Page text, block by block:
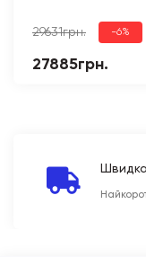
29631грн. -6%
27885грн.